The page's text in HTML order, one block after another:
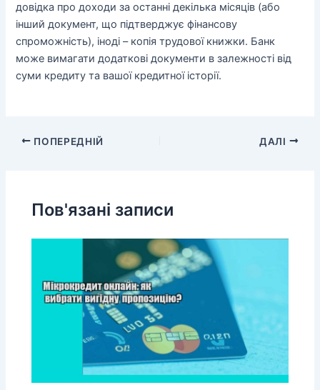
довідка про доходи за останні декілька місяців (або
інший документ, що підтверджує фінансову
спроможність), іноді – копія трудової книжки. Банк
може вимагати додаткові документи в залежності від
суми кредиту та вашої кредитної історії.
ПОПЕРЕДНІЙ ДАЛІ
Пов'язані записи